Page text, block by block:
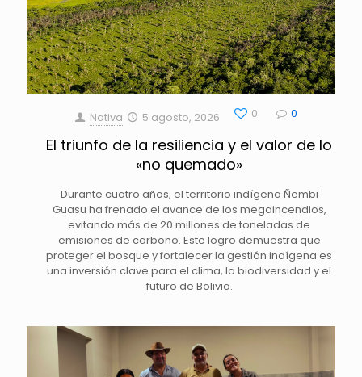
Nativa 5 agosto, 2026 0 0
El triunfo de la resiliencia y el valor de lo
«no quemado»
Durante cuatro años, el territorio indígena Ñembi
Guasu ha frenado el avance de los megaincendios,
evitando más de 20 millones de toneladas de
emisiones de carbono. Este logro demuestra que
proteger el bosque y fortalecer la gestión indígena es
una inversión clave para el clima, la biodiversidad y el
futuro de Bolivia.